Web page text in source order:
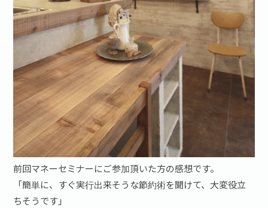
前回マネーセミナーにご参加頂いた方の感想です。
「簡単に、すぐ実行出来そうな節約術を聞けて、大変役立
ちそうです」